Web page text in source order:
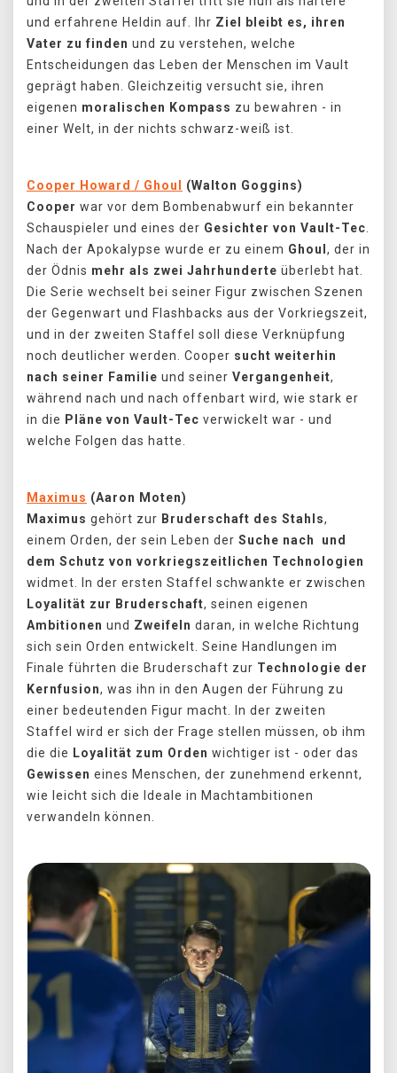
und erfahrene Heldin auf. Ihr Ziel bleibt es, ihren
Vater zu finden und zu verstehen, welche
Entscheidungen das Leben der Menschen im Vault
geprägt haben. Gleichzeitig versucht sie, ihren
eigenen moralischen Kompass zu bewahren - in
einer Welt, in der nichts schwarz-weiß ist.
Cooper Howard / Ghoul
(Walton Goggins)
Cooper war vor dem Bombenabwurf ein bekannter
Schauspieler und eines der Gesichter von Vault-Tec
Nach der Apokalypse wurde er zu einem Ghoul , der in
der Ödnis mehr als zwei Jahrhunderte überlebt hat.
Die Serie wechselt bei seiner Figur zwischen Szenen
der Gegenwart und Flashbacks aus der Vorkriegszeit,
und in der zweiten Staffel soll diese Verknüpfung
noch deutlicher werden. Cooper sucht weiterhin
nach seiner Familie und seiner Vergangenheit,
während nach und nach offenbart wird, wie stark er
in die Pläne von Vault-Tec verwickelt war - und
welche Folgen das hatte.
Maximus (Aaron Moten)
Maximus gehört zur Bruderschaft des Stahls,
einem Orden, der sein Leben der Suche nach und
dem Schutz von vorkriegszeitlichen Technologien
widmet. In der ersten Staffel schwankte er zwischen
Loyalität zur Bruderschaft, seinen eigenen
Ambitionen und Zweifeln daran, in welche Richtung
sich sein Orden entwickelt. Seine Handlungen im
Finale führten die Bruderschaft zur Technologie der
Kernfusion, was ihn in den Augen der Führung zu
einer bedeutenden Figur macht. In der zweiten
Staffel wird er sich der Frage stellen müssen, ob ihm
die die Loyalität zum Orden wichtiger ist - oder das
Gewissen eines Menschen, der zunehmend erkennt,
wie leicht sich die Ideale in Machtambitionen
verwandeln können.